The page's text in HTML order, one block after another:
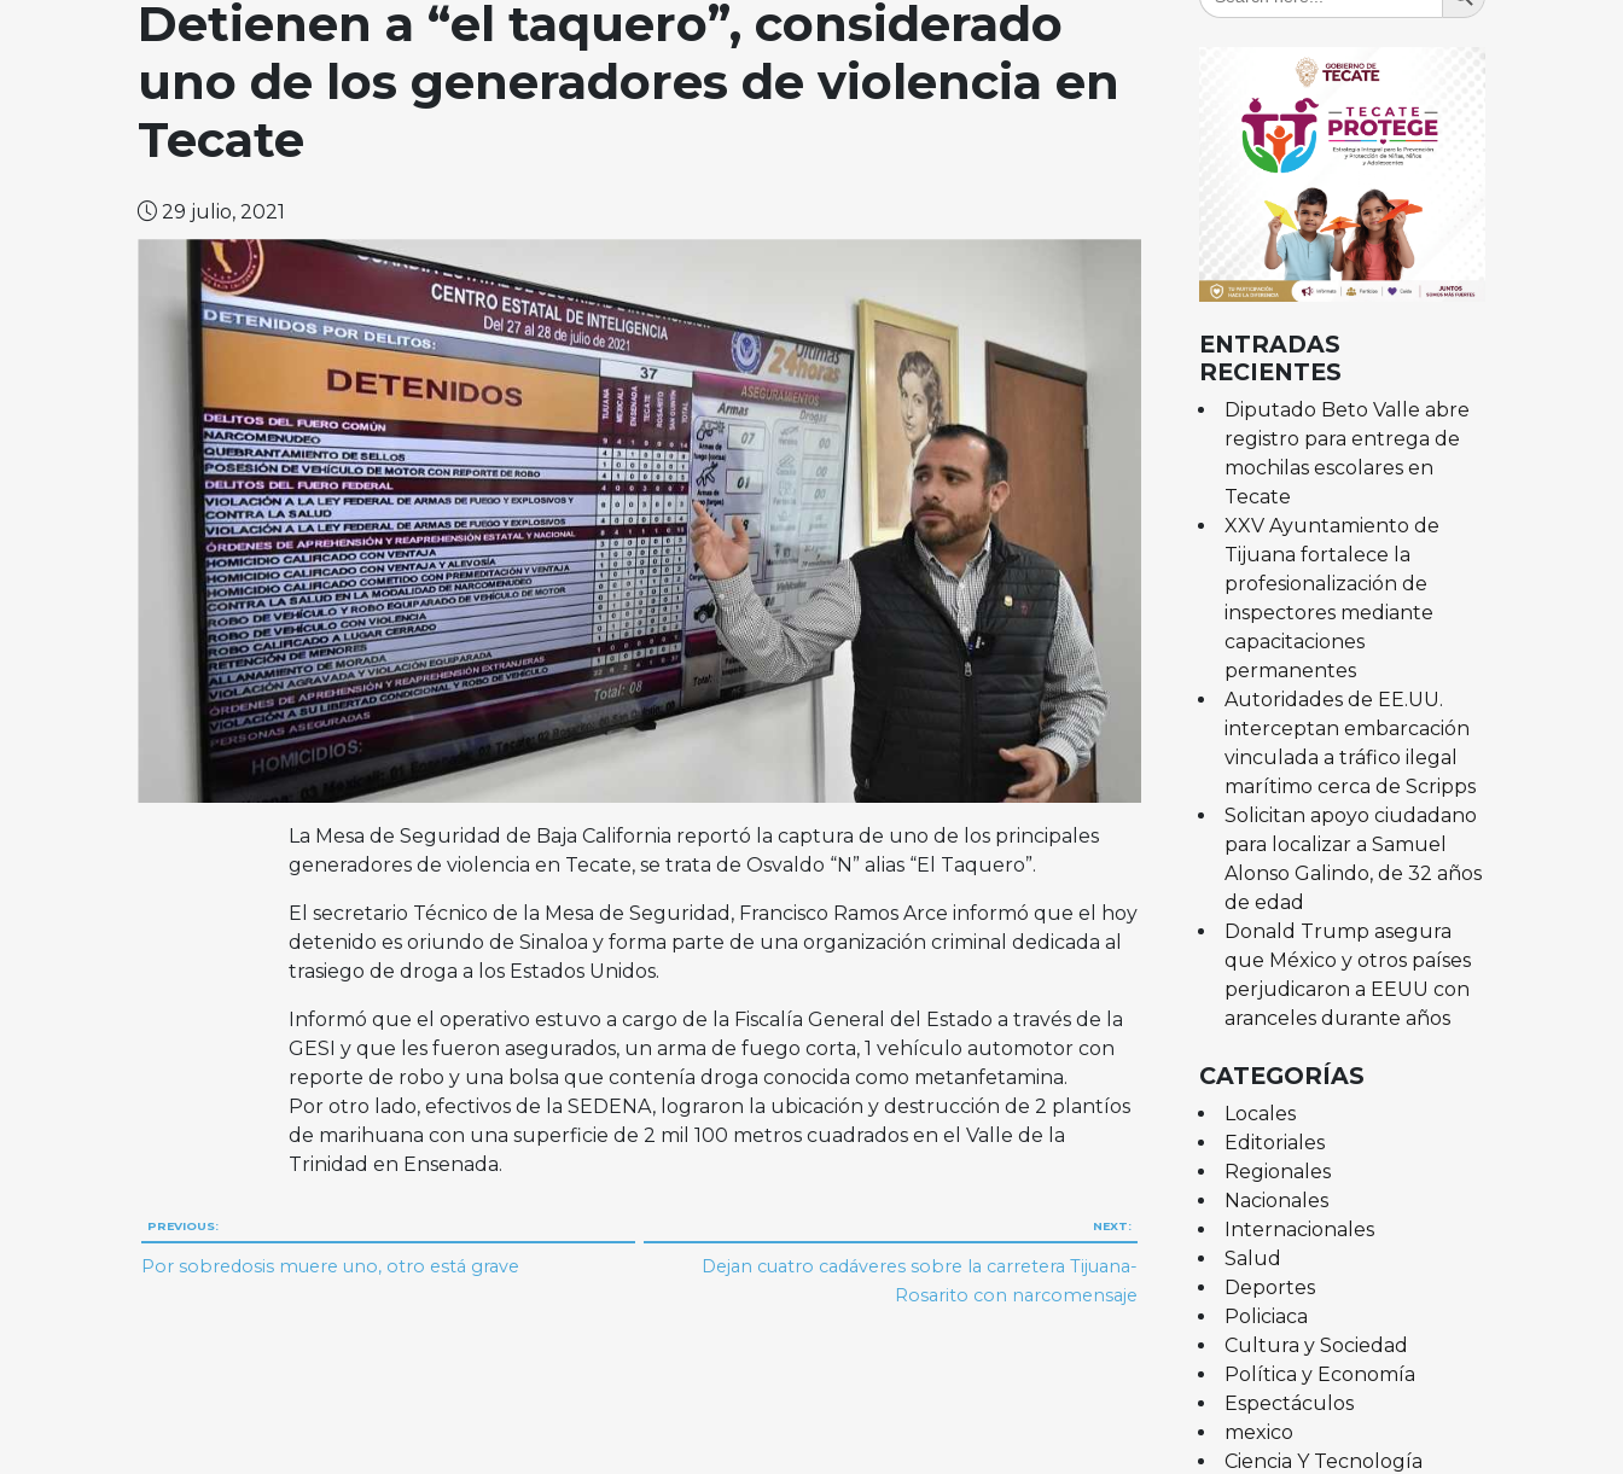
Detienen a “el taquero”, considerado
uno de los generadores de violencia en
Tecate
29 julio, 2021
La Mesa de Seguridad de Baja California reportó la captura de uno de los principales
generadores de violencia en Tecate, se trata de Osvaldo “N” alias “El Taquero”.
El secretario Técnico de la Mesa de Seguridad, Francisco Ramos Arce informó que el hoy
detenido es oriundo de Sinaloa y forma parte de una organización criminal dedicada al
trasiego de droga a los Estados Unidos.
Informó que el operativo estuvo a cargo de la Fiscalía General del Estado a través de la
GESI y que les fueron asegurados, un arma de fuego corta, 1 vehículo automotor con
reporte de robo y una bolsa que contenía droga conocida como metanfetamina.
Por otro lado, efectivos de la SEDENA, lograron la ubicación y destrucción de 2 plantíos
de marihuana con una superficie de 2 mil 100 metros cuadrados en el Valle de la
Trinidad en Ensenada.
Navegación
de
PREVIOUS:
Por sobredosis muere uno, otro está grave
NEXT:
Dejan cuatro cadáveres sobre la carretera Tijuana-
Rosarito con narcomensaje
ENTRADAS
RECIENTES
Diputado Beto Valle abre
registro para entrega de
mochilas escolares en
Tecate
XXV Ayuntamiento de
Tijuana fortalece la
profesionalización de
inspectores mediante
capacitaciones
permanentes
Autoridades de EE.UU.
interceptan embarcación
vinculada a tráfico ilegal
marítimo cerca de Scripps
Solicitan apoyo ciudadano
para localizar a Samuel
Alonso Galindo, de 32 años
de edad
Donald Trump asegura
que México y otros países
perjudicaron a EEUU con
aranceles durante años
CATEGORÍAS
Locales
Editoriales
Regionales
Nacionales
Internacionales
Salud
Deportes
Policiaca
Cultura y Sociedad
Política y Economía
Espectáculos
mexico
Ciencia Y Tecnología